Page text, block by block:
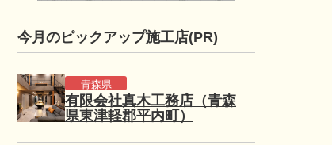
今月のピックアップ施工店(PR)
青森県
有限会社真木工務店（青森
県東津軽郡平内町）